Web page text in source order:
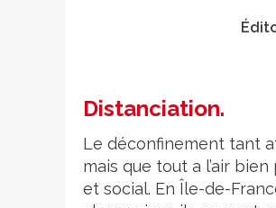
Distanciation.
Le déconfinement tant
mais que tout a l’air
et social. En Île-de-